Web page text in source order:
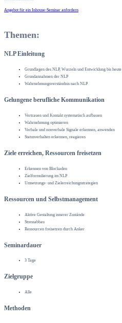
Angebot für ein Inhouse-Seminar anfordern
Themen:
NLP Einleitung
Grundlagen des NLP, Wurzeln und Entwicklung bis heute
Grundannahmen der NLP
Wahrnehmungsverständnis nach NLP
Gelungene berufliche Kommunikation
Vertrauen und Kontakt systematisch aufbauen
Wahrnehmung optimieren
Verbale und nonverbale Signale erkennen, anwenden
Statusverhalten erkennen, reagieren
Ziele erreichen, Ressourcen freisetzen
Erkennen von Blockaden
Zielformulierung im NLP
Umsetzungs- und Zielerreichungsstrategien
Ressourcen und Selbstmanagement
Aktive Gestaltung innerer Zustände
Stressabbau
Ressourcen freisetzen durch Anker
Seminardauer
3 Tage
Zielgruppe
Alle
Methoden